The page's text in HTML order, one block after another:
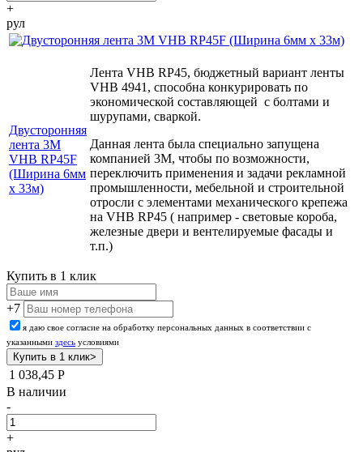
+
рул
Двусторонняя
лента 3М
VHB RP45F
(Ширина 6мм
х 33м)
Лента VHB RP45, бюджетный вариант ленты
VHB 4941, способна конкурировать по
экономической составляющей с болтами и
шурупами, сваркой.
Данная лента была специально запущена
компанией 3М, чтобы по возможности,
переключить применения и задачи рекламной
промышленности, мебельной и строительной
отросли с элементами механического крепежа
на VHB RP45 ( например - световые короба,
железные двери и вентелируемые фасады и
т.п.)
Купить в 1 клик
+7
я даю свое согласие на обработку персональных данных в соответствии с
указанными здесь условиями
1 038,45 Р
В наличии
-
+